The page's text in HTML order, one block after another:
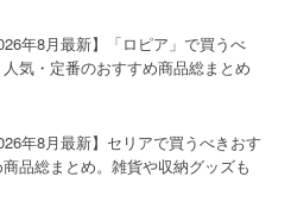
年8月最新】「ロピア」で買うべ
人気・定番のおすすめ商品総まとめ
年8月最新】セリアで買うべきおす
品総まとめ。雑貨や収納グッズも